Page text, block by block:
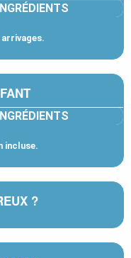
INGRÉDIENTS
incluse.
?